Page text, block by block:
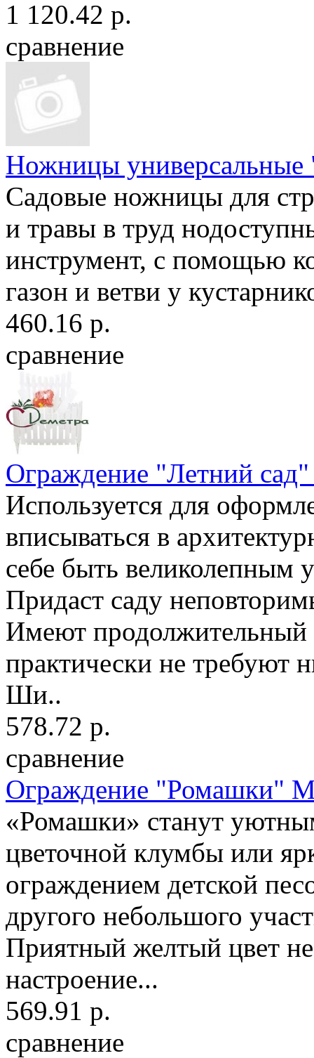
1 120.42 р.
сравнение
Ножницы универсальные
Садовые ножницы для
и травы в труд
инструмент, с помощью
газон и ветви у
460.16 р.
сравнение
Ограждение "Летний
Используется для
вписываться в
себе быть великолепным
Придаст саду
Имеют
практически не требуют
Ши..
578.72 р.
сравнение
Ограждение "Ромашки"
«Ромашки» станут
цветочной клумбы или
ограждением детской
другого небольшого
Приятный желтый цвет не
настроение...
569.91 р.
сравнение